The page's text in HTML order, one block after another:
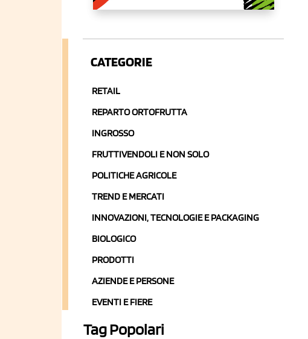
CATEGORIE
RETAIL
REPARTO ORTOFRUTTA
INGROSSO
FRUTTIVENDOLI E NON SOLO
POLITICHE AGRICOLE
TREND E MERCATI
INNOVAZIONI, TECNOLOGIE E PACKAGING
BIOLOGICO
PRODOTTI
AZIENDE E PERSONE
EVENTI E FIERE
Tag Popolari